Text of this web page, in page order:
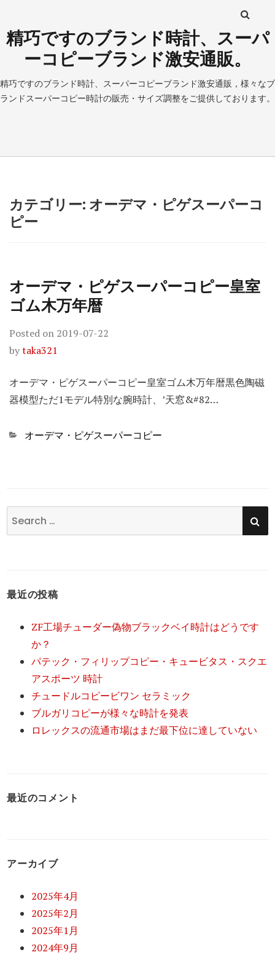
精巧ですのブランド時計、スーパ
ーコピーブランド激安通販。
精巧ですのブランド時計、スーパーコピーブランド激安通販，様々なブ
ランドスーパーコピー時計の販売・サイズ調整をご提供しております。
カテゴリー: オーデマ・ピゲスーパーコ
ピー
オーデマ・ピゲスーパーコピー皇室
ゴム木万年暦
Posted on 2019-07-22
bytaka321
オーデマ・ピゲスーパーコピー皇室ゴム木万年暦黒色陶磁
器模型ただ1モデル特別な腕時計、’天窓&#82…
Categories
オーデマ・ピゲスーパーコピー
Search
for:
最近の投稿
ZF工場チューダー偽物ブラックベイ時計はどうです
か？
パテック・フィリップコピー・キュービタス・スクエ
アスポーツ 時計
チュードルコピービワン セラミック
ブルガリコピーが様々な時計を発表
ロレックスの流通市場はまだ最下位に達していない
最近のコメント
アーカイブ
2025年4月
2025年2月
2025年1月
2024年9月